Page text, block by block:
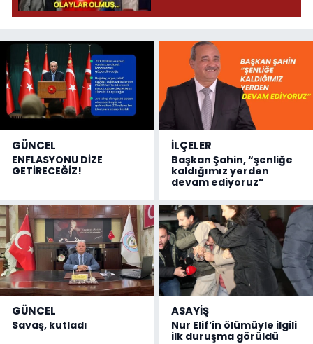
olmuş...
GÜNCEL
ENFLASYONU DİZE
GETİRECEĞİZ!
İLÇELER
Başkan Şahin, “şenliğe
kaldığımız yerden
devam ediyoruz”
GÜNCEL
Savaş, kutladı
ASAYİŞ
Nur Elif’in ölümüyle ilgili
ilk duruşma görüldü